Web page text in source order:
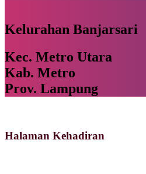
Kelurahan Banjarsari
Kec. Metro Utara
Kab. Metro
Prov. Lampung
Halaman Kehadiran